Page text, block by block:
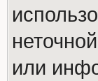
или